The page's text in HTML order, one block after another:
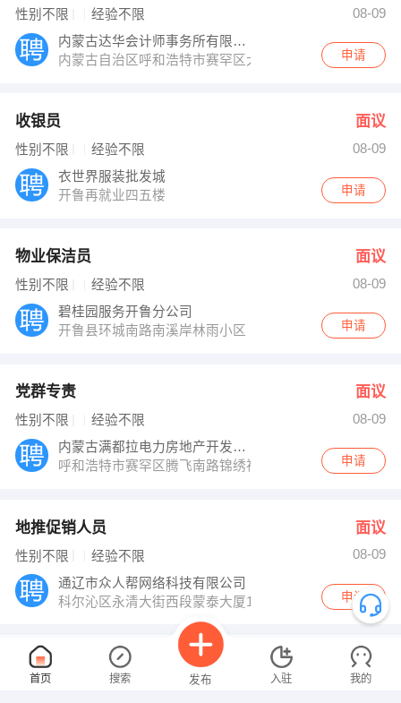
性别不限 经验不限
08-09
内蒙古达华会计师事务所有限公司
内蒙古自治区呼和浩特市赛罕区大学东路16号（水利部
申请
收银员 面议
性别不限 经验不限
08-09
衣世界服装批发城
开鲁再就业四五楼
申请
物业保洁员 面议
性别不限 经验不限
08-09
碧桂园服务开鲁分公司
开鲁县环城南路南溪岸林雨小区
申请
党群专责 面议
性别不限 经验不限
08-09
内蒙古满都拉电力房地产开发公司
呼和浩特市赛罕区腾飞南路锦绣福源C区
申请
地推促销人员 面议
性别不限 经验不限
08-09
通辽市众人帮网络科技有限公司
科尔沁区永清大街西段蒙泰大厦1922室
申请
奶厅技术服务工程师 面议
首页 搜索 发布 入驻 我的